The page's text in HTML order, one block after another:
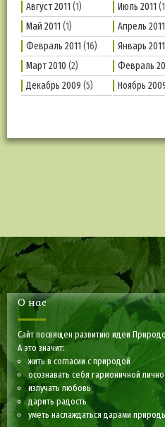
Август 2011 (1) Июль 2011
Май 2011 (1) Апрель 2011
Февраль 2011 (16) Январь 2011
Март 2010 (2) Февраль
Декабрь 2009 (5) Ноябрь
О нас
Сайт посвящен развитию идеи
А это значит:
жить в согласии с природой
осознавать себя гармоничной
излучать любовь
дарить радость
уметь наслаждаться дарами